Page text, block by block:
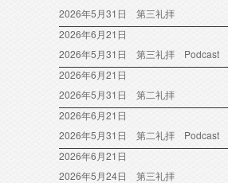
2026年5月31日 第三礼拝
2026年6月21日
2026年5月31日 第三礼拝 Podcast
2026年6月21日
2026年5月31日 第二礼拝
2026年6月21日
2026年5月31日 第二礼拝 Podcast
2026年6月21日
2026年5月24日 第三礼拝